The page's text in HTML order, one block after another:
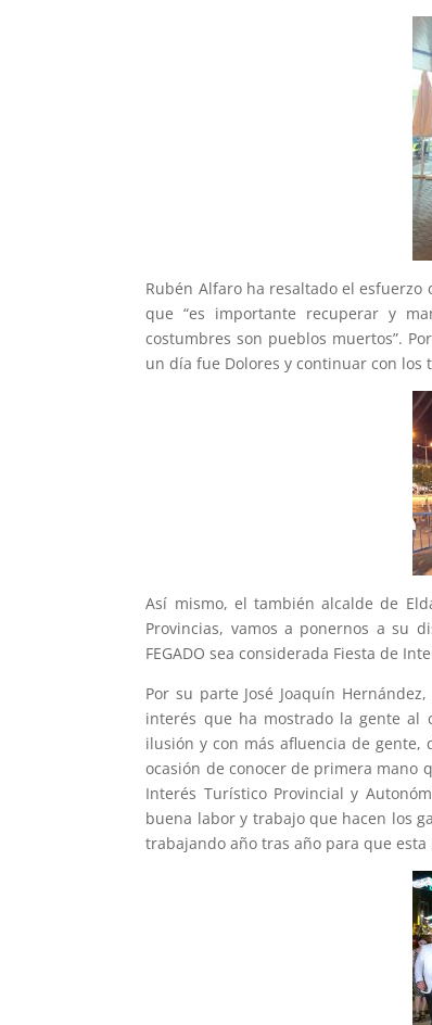
Rubén Alfaro ha resaltado el esfuerzo
que “es importante recuperar y
costumbres son pueblos muertos”.
un día fue Dolores y continuar con los
Así mismo, el también alcalde de
Provincias, vamos a ponernos a su
FEGADO sea considerada Fiesta de
Por su parte José Joaquín
interés que ha mostrado la gente al
ilusión y con más afluencia de
ocasión de conocer de primera mano
Interés Turístico Provincial y
buena labor y trabajo que hacen los
trabajando año tras año para que esta